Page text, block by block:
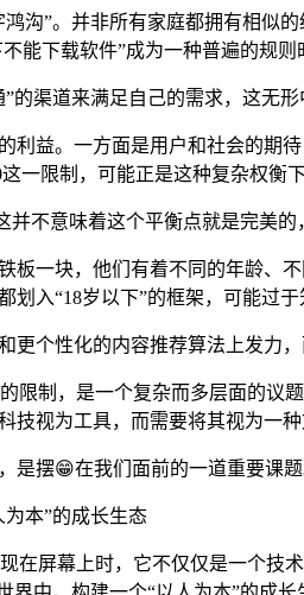
沟”。并非所有家庭都拥有相
能下载软件”成为一种普遍的规
的渠道来满足自己的需求，这无
利益。一方面是用户和社会的期
一限制，可能正是这种复杂权衡
不意味着这个平衡点就是完美的
板一块，他们有着不同的年龄、
入“18岁以下”的框架，可能过于
个性化的内容推荐算法上发力，
的限制，是一个复杂而多层面的
技视为工具，而需要将其视为一
是摆😁在我们面前的一道重要课题
本”的成长生态
现在屏幕上时，它不仅仅是一个